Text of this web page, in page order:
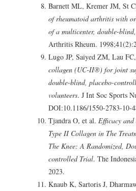
Barnett ML, Kremer JM, St
of rheumatoid arthritis with
of a multicenter, double-
Arthritis Rheum.
Lugo JP, Saiyed ZM, Lau
collagen (UC-II®) for joint
double-blind, placebo-
volunteers. J Int Soc Sports
DOI:10.1186/1550-2783-10-
Tjandra O, et al. Efficacy
Type II Collagen in The
The Knee: A Randomized,
controlled Trial. The
2023.
Knaub K, Sartoris J,